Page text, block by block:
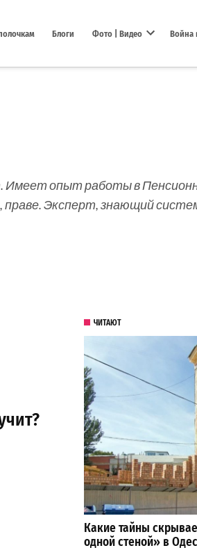
Блоги Фото | Видео Война
Имеет опыт работы в
праве. Эксперт, знающий
ЧИТАЮТ
Какие тайны
одной стеной» в